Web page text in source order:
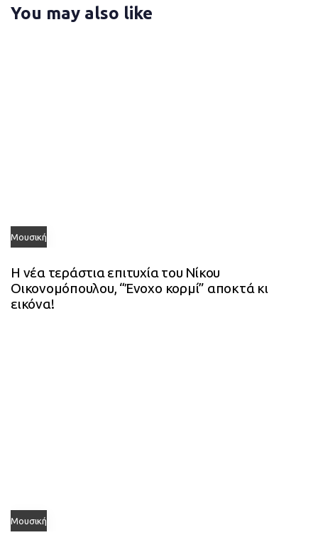
c
You may also like
Μουσική
Η νέα τεράστια επιτυχία του Νίκου
Οικονομόπουλου, “Ένοχο κορμί” αποκτά κι
εικόνα!
Μουσική